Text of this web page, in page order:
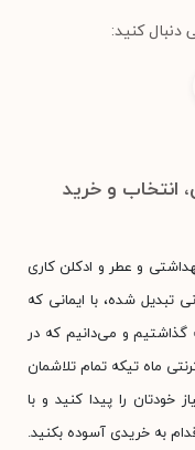
دنبال کنید:
انتخاب و خرید
و عطر و ادکلن کاری
تبدیل شده، با ایمانی که
و می‌دانیم که در
ماه تیکه تمام تلاشمان
خودتان را پیدا کنید و با
به خریدی آسوده بکنید.